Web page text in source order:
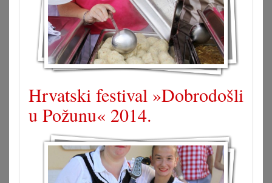
Hrvatski festival »Dobrodošli
u Požunu« 2014.